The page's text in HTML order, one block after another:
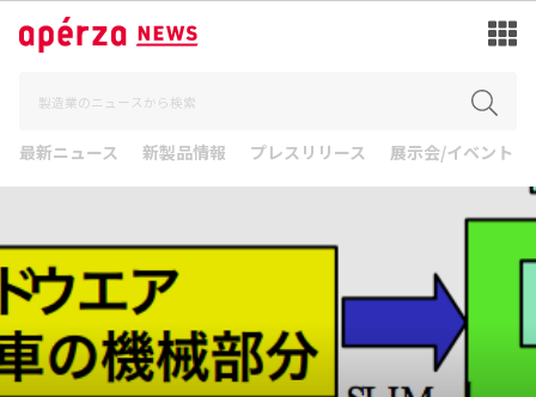
最新ニュース 新製品情報 プレスリリース 展示会/イベント